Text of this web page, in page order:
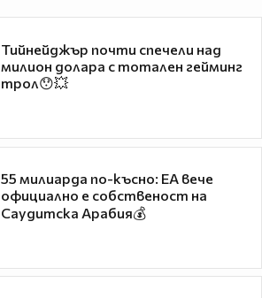
Тийнейджър почти спечели над
милион долара с тотален гейминг
трол😯💥
55 милиарда по-късно: EA вече
официално е собственост на
Саудитска Арабия💰